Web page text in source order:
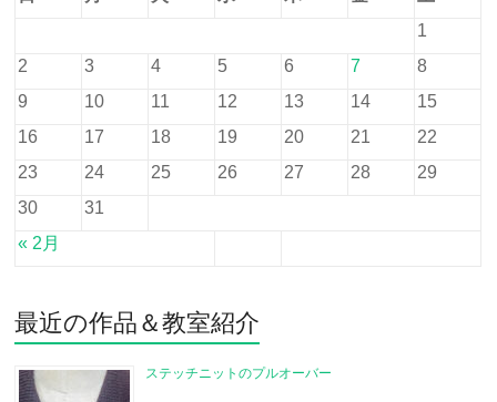
« 2月
1
2
3 4 5 6 7
8
9
10 11 12 13 14
15
16
17 18 19 20 21
22
23
24 25 26 27 28
29
30
31
最近の作品＆教室紹介
ステッチニットのプルオーバー